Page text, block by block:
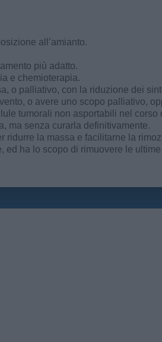
all’amianto.
più adatto.
e chemioterapia.
o palliativo, con la riduzione dei
o avere uno scopo palliativo,
tumorali non asportabili nel corso
ma senza curarla definitivamente.
la massa e facilitarne la
ha lo scopo di rimuovere le